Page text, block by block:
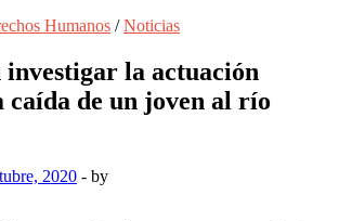
Humanos /Noticias
la actuación
caída de un joven al río
2020 - by